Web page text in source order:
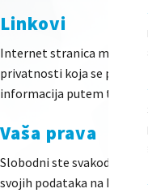
Linkovi
Internet stranica može
privatnosti koja se
informacija putem takvih
Vaša prava
Slobodni ste svakodobno
svojih podataka na E-